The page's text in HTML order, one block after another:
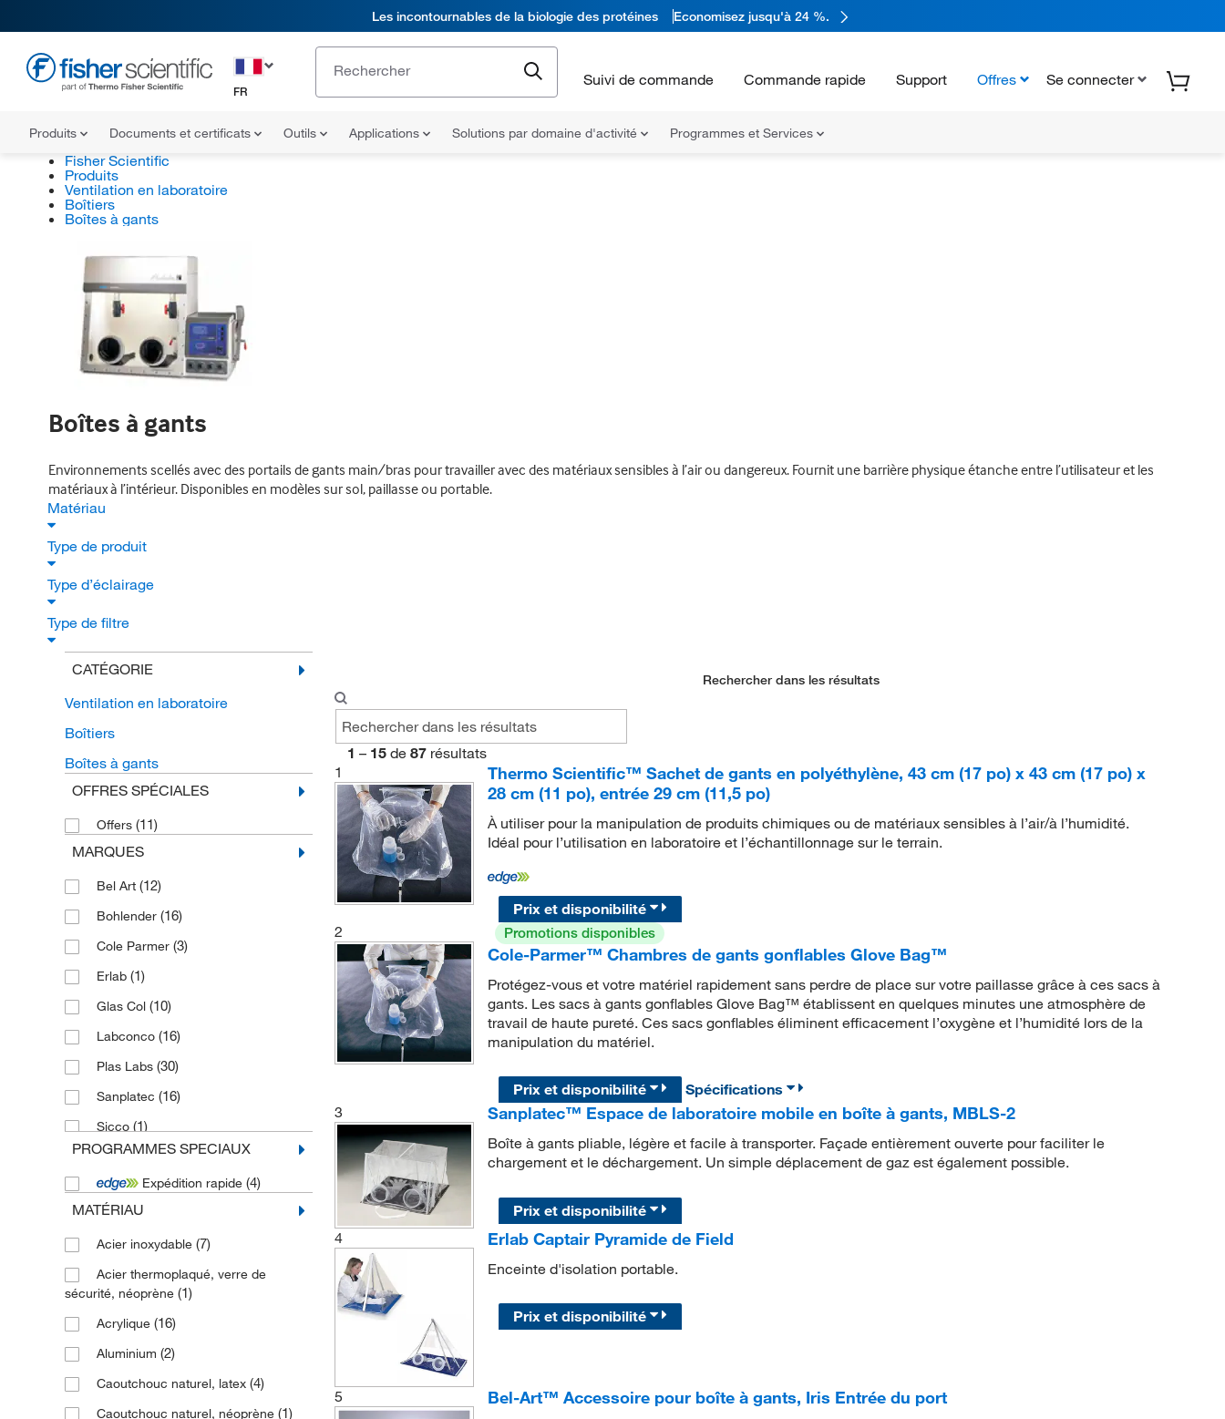
Les incontournables de la biologie des protéines Economisez jusqu'à 24 %.
FR
Suivi de commande Commande rapide Support Offres Se connecter
Produits Documents et certificats Outils Applications Solutions par domaine d'activité Programmes et Services
Fisher Scientific
Produits
Ventilation en laboratoire
Boîtiers
Boîtes à gants
Boîtes à gants
Environnements scellés avec des portails de gants main/bras pour travailler avec des matériaux sensibles à l’air ou dangereux. Fournit une barrière physique étanche entre l’utilisateur et les
matériaux à l’intérieur. Disponibles en modèles sur sol, paillasse ou portable.
Matériau
Type de produit
Type d’éclairage
Type de filtre
CATÉGORIE
Ventilation en laboratoire
Boîtiers
Boîtes à gants
OFFRES SPÉCIALES
Offers (11)
MARQUES
Bel Art (12)
Bohlender (16)
Cole Parmer (3)
Erlab (1)
Glas Col (10)
Labconco (16)
Plas Labs (30)
Sanplatec (16)
Sicco (1)
Thermo Scientific Alfa Aesar
PROGRAMMES SPECIAUX
Expédition rapide (4)
MATÉRIAU
Acier inoxydable (7)
Acier thermoplaqué, verre de
sécurité, néoprène (1)
Acrylique (16)
Aluminium (2)
Caoutchouc naturel, latex (4)
Caoutchouc naturel, néoprène (1)
Rechercher dans les résultats
1 – 15 de 87 résultats
1
Thermo Scientific™ Sachet de gants en polyéthylène, 43 cm (17 po) x 43 cm (17 po) x
28 cm (11 po), entrée 29 cm (11,5 po)
À utiliser pour la manipulation de produits chimiques ou de matériaux sensibles à l’air/à l’humidité.
Idéal pour l’utilisation en laboratoire et l’échantillonnage sur le terrain.
Prix et disponibilité
2
Promotions disponibles
Cole-Parmer™ Chambres de gants gonflables Glove Bag™
Protégez-vous et votre matériel rapidement sans perdre de place sur votre paillasse grâce à ces sacs à
gants. Les sacs à gants gonflables Glove Bag™ établissent en quelques minutes une atmosphère de
travail de haute pureté. Ces sacs gonflables éliminent efficacement l’oxygène et l’humidité lors de la
manipulation du matériel.
Prix et disponibilité
Spécifications
3
Sanplatec™ Espace de laboratoire mobile en boîte à gants, MBLS-2
Boîte à gants pliable, légère et facile à transporter. Façade entièrement ouverte pour faciliter le
chargement et le déchargement. Un simple déplacement de gaz est également possible.
Prix et disponibilité
4
Erlab Captair Pyramide de Field
Enceinte d'isolation portable.
Prix et disponibilité
5 Bel-Art™ Accessoire pour boîte à gants, Iris Entrée du port